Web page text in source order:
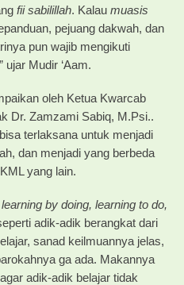
fii sabilillah. Kalau muasis
pejuang dakwah, dan
pun wajib mengikuti
ujar Mudir ‘Aam.
oleh Ketua Kwarcab
Dr. Zamzami Sabiq, M.Psi..
terlaksana untuk menjadi
dan menjadi yang berbeda
yang lain.
learning by doing, learning to do,
adik-adik berangkat dari
sanad keilmuannya jelas,
ga ada. Makannya
adik-adik belajar tidak